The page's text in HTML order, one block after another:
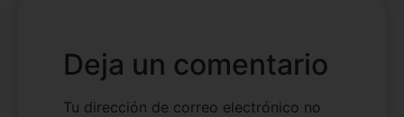
Deja un comentario
Tu dirección de correo electrónico no